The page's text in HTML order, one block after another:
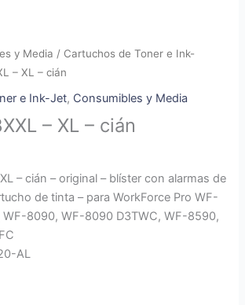
y Media / Cartuchos de Toner e Ink-
– XL – cián
e Ink-Jet, Consumibles y Media
– XL – cián
– cián – original – blíster con alarmas de
de tinta – para WorkForce Pro WF-
8090, WF-8090 D3TWC, WF-8590,
AL